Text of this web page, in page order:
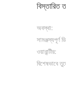
বিস্তারিত
অবস্থা:
সামঞ্জস্যপূর্ণ
ওয়ারান্টীর:
বিশেষভাবে